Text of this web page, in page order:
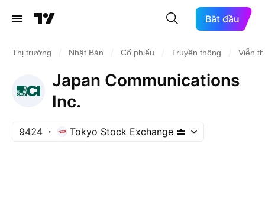
Bắt đầu
Thị trường Nhật Bản Cổ phiếu Truyền thông Viễn
Japan Communications
Inc.
9424 Tokyo Stock Exchange